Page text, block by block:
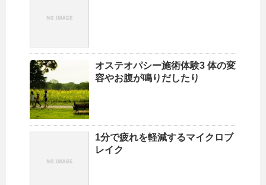
オステオパシー施術体験3 体の変
容やお腹が鳴りだしたり
1分で疲れを軽減するマイクロブ
レイク